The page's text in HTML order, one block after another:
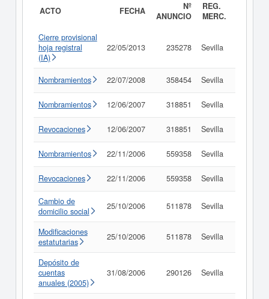
ACTO FECHA
Nº
ANUNCIO
REG.
MERC.
Cierre provisional
hoja registral
(IA)
22/05/2013 235278 Sevilla
Nombramientos 22/07/2008 358454 Sevilla
Nombramientos 12/06/2007 318851 Sevilla
Revocaciones 12/06/2007 318851 Sevilla
Nombramientos 22/11/2006 559358 Sevilla
Revocaciones 22/11/2006 559358 Sevilla
Cambio de
domicilio social
25/10/2006 511878 Sevilla
Modificaciones
estatutarias
25/10/2006 511878 Sevilla
Depósito de
cuentas
anuales (2005)
31/08/2006 290126 Sevilla